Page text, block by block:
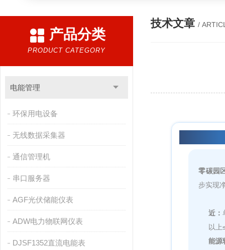
产品分类
PRODUCT CATEGORY
电能管理
环保用电设备
无线数据采集器
通信管理机
串口服务器
AGF光伏储能仪表
ADW电力物联网仪表
DJSF1352直流电能表
技术文章 /
零碳园
步实现
近：
以
能源